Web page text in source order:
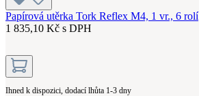
Papírová utěrka Tork Reflex M4, 1 vr., 6 rolí
1 835,10 Kč s DPH
Ihned k dispozici, dodací lhůta 1-3 dny